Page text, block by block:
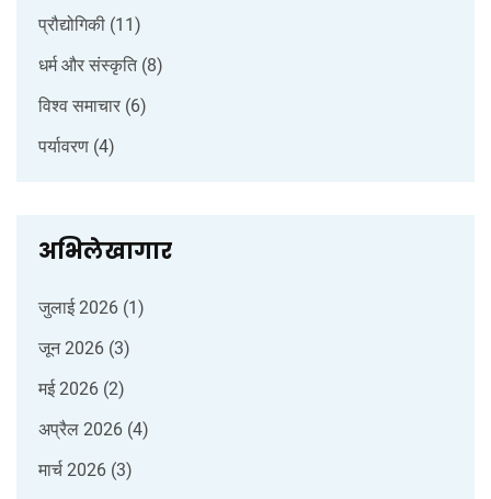
प्रौद्योगिकी (11)
धर्म और संस्कृति (8)
विश्व समाचार (6)
पर्यावरण (4)
अभिलेखागार
जुलाई 2026 (1)
जून 2026 (3)
मई 2026 (2)
अप्रैल 2026 (4)
मार्च 2026 (3)